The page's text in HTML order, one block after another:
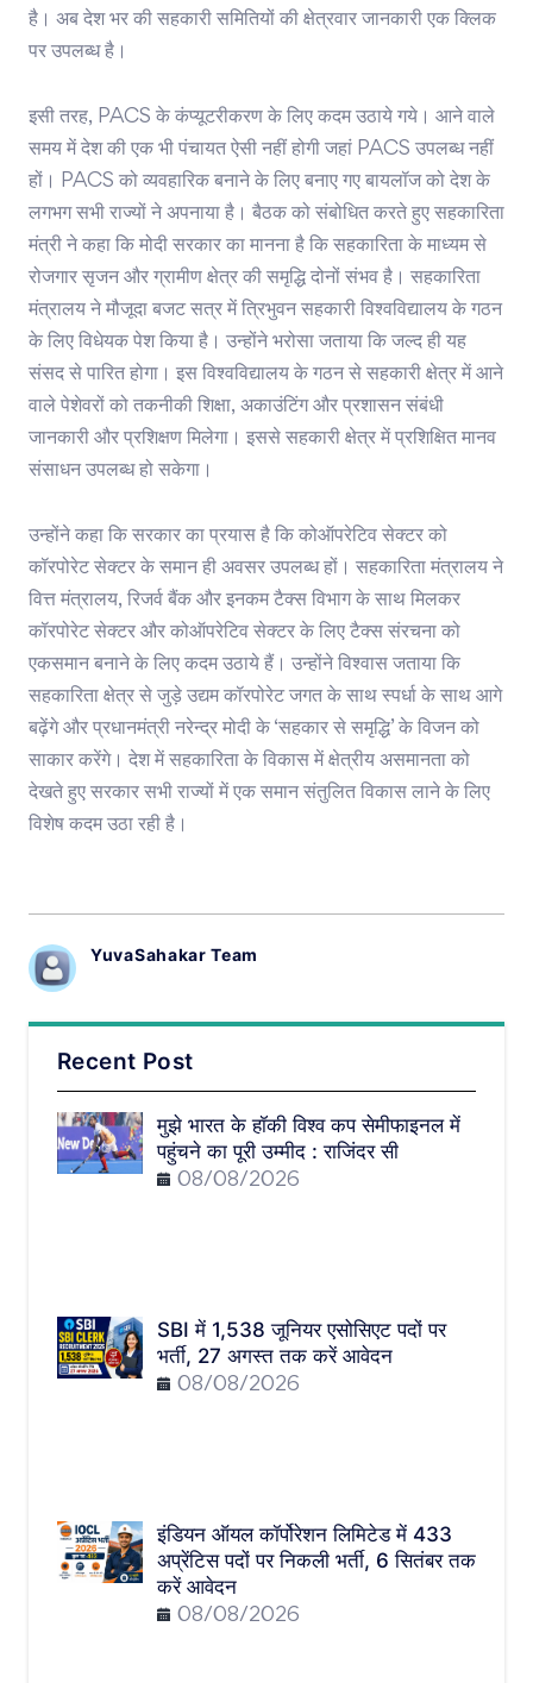
है। अब देश भर की सहकारी समितियों की क्षेत्रवार जानकारी एक क्लिक
पर उपलब्ध है।
इसी तरह, PACS के कंप्यूटरीकरण के लिए कदम उठाये गये। आने वाले
समय में देश की एक भी पंचायत ऐसी नहीं होगी जहां PACS उपलब्ध नहीं
हों। PACS को व्यवहारिक बनाने के लिए बनाए गए बायलॉज को देश के
लगभग सभी राज्यों ने अपनाया है। बैठक को संबोधित करते हुए सहकारिता
मंत्री ने कहा कि मोदी सरकार का मानना है कि सहकारिता के माध्यम से
रोजगार सृजन और ग्रामीण क्षेत्र की समृद्धि दोनों संभव है। सहकारिता
मंत्रालय ने मौजूदा बजट सत्र में त्रिभुवन सहकारी विश्वविद्यालय के गठन
के लिए विधेयक पेश किया है। उन्होंने भरोसा जताया कि जल्द ही यह
संसद से पारित होगा। इस विश्वविद्यालय के गठन से सहकारी क्षेत्र में आने
वाले पेशेवरों को तकनीकी शिक्षा, अकाउंटिंग और प्रशासन संबंधी
जानकारी और प्रशिक्षण मिलेगा। इससे सहकारी क्षेत्र में प्रशिक्षित मानव
संसाधन उपलब्ध हो सकेगा।
उन्होंने कहा कि सरकार का प्रयास है कि कोऑपरेटिव सेक्टर को
कॉरपोरेट सेक्टर के समान ही अवसर उपलब्ध हों। सहकारिता मंत्रालय ने
वित्त मंत्रालय, रिजर्व बैंक और इनकम टैक्स विभाग के साथ मिलकर
कॉरपोरेट सेक्टर और कोऑपरेटिव सेक्टर के लिए टैक्स संरचना को
एकसमान बनाने के लिए कदम उठाये हैं। उन्होंने विश्वास जताया कि
सहकारिता क्षेत्र से जुड़े उद्यम कॉरपोरेट जगत के साथ स्पर्धा के साथ आगे
बढ़ेंगे और प्रधानमंत्री नरेन्द्र मोदी के ‘सहकार से समृद्धि’ के विजन को
साकार करेंगे। देश में सहकारिता के विकास में क्षेत्रीय असमानता को
देखते हुए सरकार सभी राज्यों में एक समान संतुलित विकास लाने के लिए
विशेष कदम उठा रही है।
YuvaSahakar Team
Recent Post
मुझे भारत के हॉकी विश्व कप सेमीफाइनल में
पहुंचने का पूरी उम्मीद : राजिंदर सी
08/08/2026
SBI में 1,538 जूनियर एसोसिएट पदों पर
भर्ती, 27 अगस्त तक करें आवेदन
08/08/2026
इंडियन ऑयल कॉर्पोरेशन लिमिटेड में 433
अप्रेंटिस पदों पर निकली भर्ती, 6 सितंबर तक
करें आवेदन
08/08/2026